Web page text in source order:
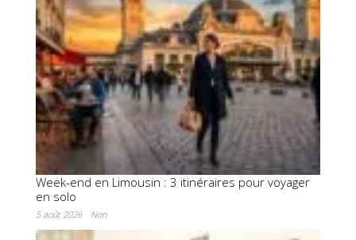
Week-end en Limousin : 3 itinéraires pour voyager
en solo
5 août 2026 Non